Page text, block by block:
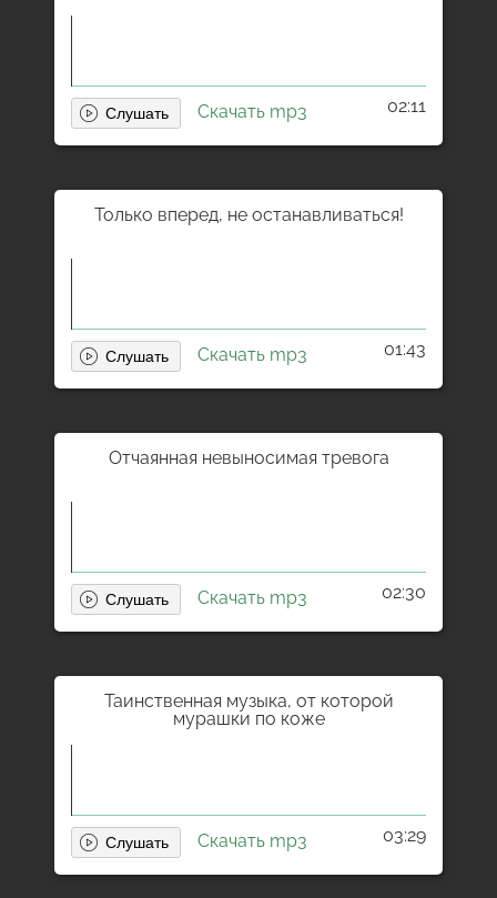
Скачать mp3 02:11
Только вперед, не останавливаться!
Скачать mp3 01:43
Отчаянная невыносимая тревога
Скачать mp3 02:30
Таинственная музыка, от которой
мурашки по коже
Скачать mp3 03:29